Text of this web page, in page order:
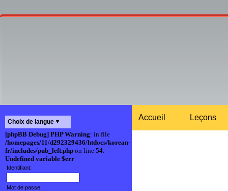
Choix de langue
[phpBB Debug] PHP Warning: in file
/homepages/11/d292329436/htdocs/korean-
fr/includes/pub_left.php on line 54:
Undefined variable $err
Identifiant:
Mot de passe:
Accueil Leçons